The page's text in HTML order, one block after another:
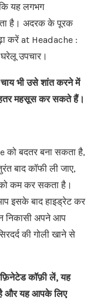
यह लगभग
है। अदरक के पूरक
करें at Headache :
उपचार।
भी उसे शांत करने में
महसूस कर सकते हैं।
बदतर बना सकता है,
बाद कॉफी ली जाए,
कम कर सकता है।
इसके बाद हाइड्रेट कर
निकासी अपने आप
की गोली खाने से
कॉफ़ी लें,यह
है और यह आपके लिए